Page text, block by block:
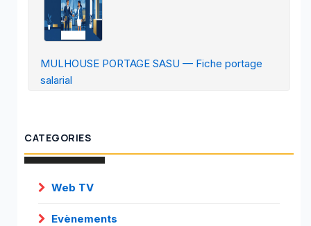
MULHOUSE PORTAGE SASU — Fiche portage
salarial
CATEGORIES
Web TV
Evènements